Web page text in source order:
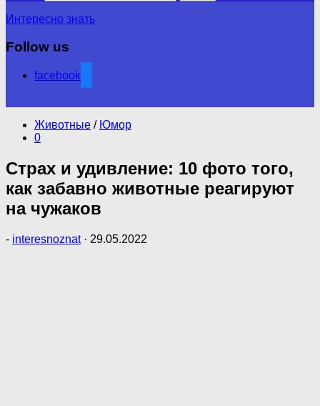
Интересно знать
Follow us
facebook
Животные / Юмор
0
Страх и удивление: 10 фото того,
как забавно животные реагируют
на чужаков
- interesnoznat · 29.05.2022